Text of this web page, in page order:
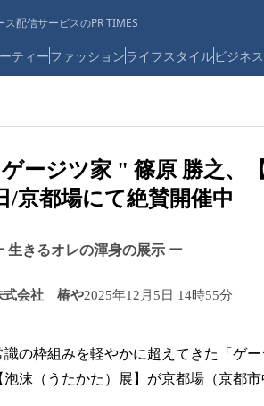
配信サービスのPR TIMES
ティーファッションライフスタイルビジネス
ージツ家 " 篠原 勝之、
/京都場にて絶賛開催中
生きるオレの渾身の展示 ー
式会社 椿や2025年12月5日 14時55分
識の枠組みを軽やかに超えてきた「ゲ
泡沫（うたかた）展】が京都場（京都